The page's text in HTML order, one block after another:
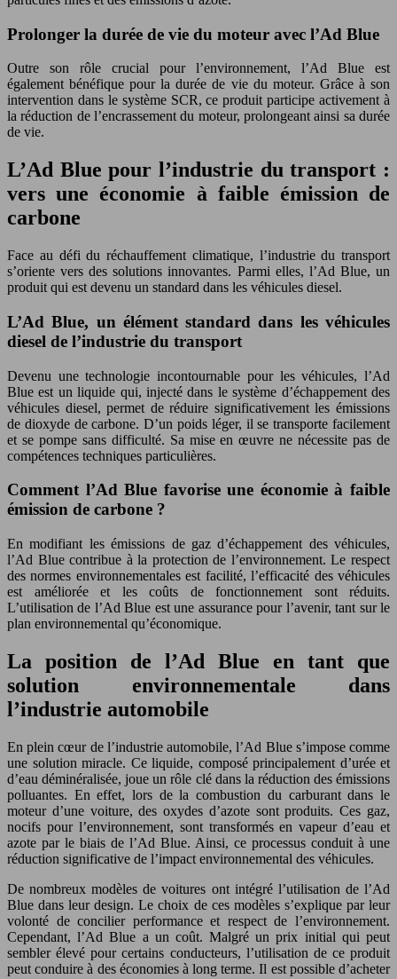
Prolonger la durée de vie du moteur avec l’Ad Blue
Outre son rôle crucial pour l’environnement, l’Ad Blue est
également bénéfique pour la durée de vie du moteur. Grâce à son
intervention dans le système SCR, ce produit participe activement à
la réduction de l’encrassement du moteur, prolongeant ainsi sa durée
de vie.
L’Ad Blue pour l’industrie du transport :
vers une économie à faible émission de
carbone
Face au défi du réchauffement climatique, l’industrie du transport
s’oriente vers des solutions innovantes. Parmi elles, l’Ad Blue, un
produit qui est devenu un standard dans les véhicules diesel.
L’Ad Blue, un élément standard dans les véhicules
diesel de l’industrie du transport
Devenu une technologie incontournable pour les véhicules, l’Ad
Blue est un liquide qui, injecté dans le système d’échappement des
véhicules diesel, permet de réduire significativement les émissions
de dioxyde de carbone. D’un poids léger, il se transporte facilement
et se pompe sans difficulté. Sa mise en œuvre ne nécessite pas de
compétences techniques particulières.
Comment l’Ad Blue favorise une économie à faible
émission de carbone ?
En modifiant les émissions de gaz d’échappement des véhicules,
l’Ad Blue contribue à la protection de l’environnement. Le respect
des normes environnementales est facilité, l’efficacité des véhicules
est améliorée et les coûts de fonctionnement sont réduits.
L’utilisation de l’Ad Blue est une assurance pour l’avenir, tant sur le
plan environnemental qu’économique.
La position de l’Ad Blue en tant que
solution environnementale dans
l’industrie automobile
En plein cœur de l’industrie automobile, l’Ad Blue s’impose comme
une solution miracle. Ce liquide, composé principalement d’urée et
d’eau déminéralisée, joue un rôle clé dans la réduction des émissions
polluantes. En effet, lors de la combustion du carburant dans le
moteur d’une voiture, des oxydes d’azote sont produits. Ces gaz,
nocifs pour l’environnement, sont transformés en vapeur d’eau et
azote par le biais de l’Ad Blue. Ainsi, ce processus conduit à une
réduction significative de l’impact environnemental des véhicules.
De nombreux modèles de voitures ont intégré l’utilisation de l’Ad
Blue dans leur design. Le choix de ces modèles s’explique par leur
volonté de concilier performance et respect de l’environnement.
Cependant, l’Ad Blue a un coût. Malgré un prix initial qui peut
sembler élevé pour certains conducteurs, l’utilisation de ce produit
peut conduire à des économies à long terme. Il est possible d’acheter